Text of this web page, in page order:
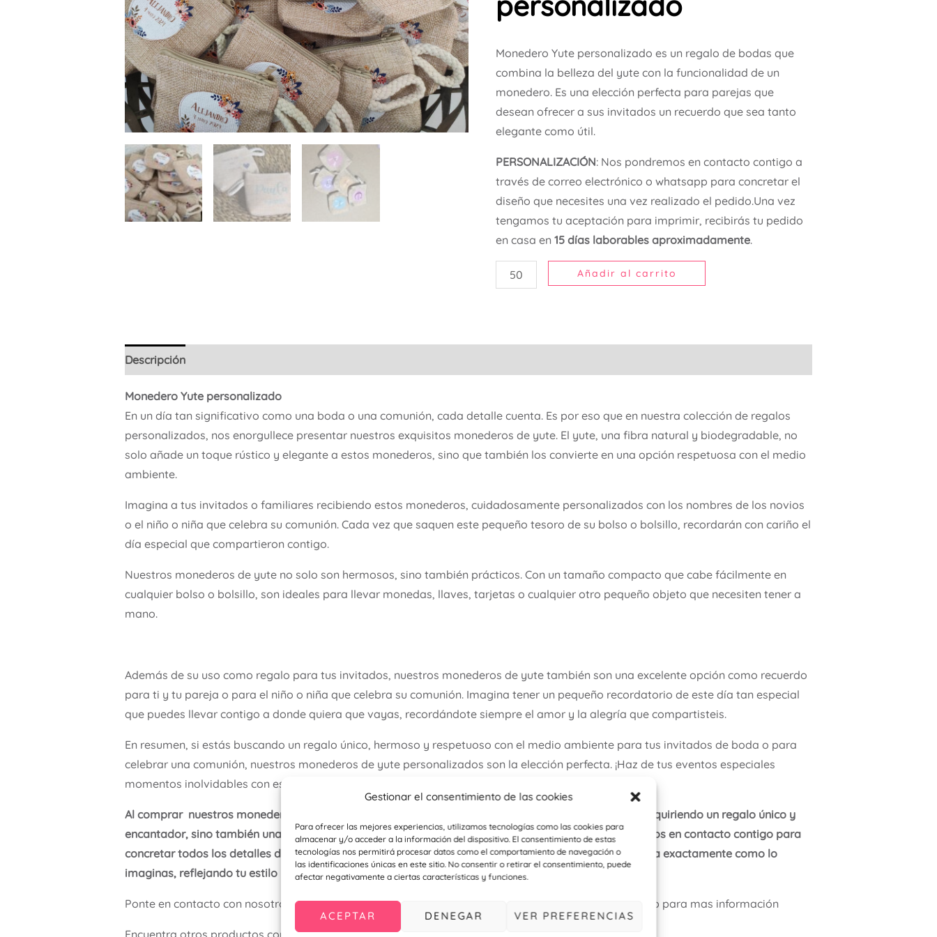
Gestionar el consentimiento de las cookies
Para ofrecer las mejores experiencias, utilizamos tecnologías como las cookies para
almacenar y/o acceder a la información del dispositivo. El consentimiento de estas
tecnologías nos permitirá procesar datos como el comportamiento de navegación o
las identificaciones únicas en este sitio. No consentir o retirar el consentimiento, puede
afectar negativamente a ciertas características y funciones.
ACEPTAR DENEGAR VER PREFERENCIAS
Monedero Yute personalizado es un regalo de bodas que
combina la belleza del yute con la funcionalidad de un
monedero. Es una elección perfecta para parejas que
desean ofrecer a sus invitados un recuerdo que sea tanto
elegante como útil.
PERSONALIZACIÓN: Nos pondremos en contacto contigo a
través de correo electrónico o whatsapp para concretar el
diseño que necesites una vez realizado el pedido.Una vez
tengamos tu aceptación para imprimir, recibirás tu pedido
en casa en15 días laborables aproximadamente.
Añadir al carrito
Descripción
Monedero Yute personalizado
En un día tan significativo como una boda o una comunión, cada detalle cuenta. Es por eso que en nuestra colección de regalos
personalizados, nos enorgullece presentar nuestros exquisitos monederos de yute. El yute, una fibra natural y biodegradable, no
solo añade un toque rústico y elegante a estos monederos, sino que también los convierte en una opción respetuosa con el medio
ambiente.
Imagina a tus invitados o familiares recibiendo estos monederos, cuidadosamente personalizados con los nombres de los novios
o el niño o niña que celebra su comunión. Cada vez que saquen este pequeño tesoro de su bolso o bolsillo, recordarán con cariño el
día especial que compartieron contigo.
Nuestros monederos de yute no solo son hermosos, sino también prácticos. Con un tamaño compacto que cabe fácilmente en
cualquier bolso o bolsillo, son ideales para llevar monedas, llaves, tarjetas o cualquier otro pequeño objeto que necesiten tener a
mano.
Además de su uso como regalo para tus invitados, nuestros monederos de yute también son una excelente opción como recuerdo
para ti y tu pareja o para el niño o niña que celebra su comunión. Imagina tener un pequeño recordatorio de este día tan especial
que puedes llevar contigo a donde quiera que vayas, recordándote siempre el amor y la alegría que compartisteis.
En resumen, si estás buscando un regalo único, hermoso y respetuoso con el medio ambiente para tus invitados de boda o para
celebrar una comunión, nuestros monederos de yute personalizados son la elección perfecta. ¡Haz de tus eventos especiales
momentos inolvidables con estos encantadores detalles!
Al comprar nuestros monederos de yute personalizados para bodas o comuniones, no solo estás adquiriendo un regalo único y
encantador, sino también una experiencia personalizada. Una vez realizada la compra, nos pondremos en contacto contigo para
concretar todos los detalles de la personalización. Queremos asegurarnos de que cada monedero sea exactamente como lo
imaginas, reflejando tu estilo y el espíritu de tu evento.
Ponte en contacto con nosotros a través del correo electrónico info@personalizzate.es o de whatsapp para mas información
Encuentra otros productos como detalle para bodas y comuniones haciendo